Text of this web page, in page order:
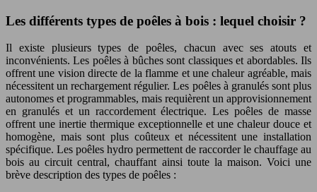
Les différents types de poêles à bois : lequel choisir ?
Il existe plusieurs types de poêles, chacun avec ses atouts et
inconvénients. Les poêles à bûches sont classiques et abordables. Ils
offrent une vision directe de la flamme et une chaleur agréable, mais
nécessitent un rechargement régulier. Les poêles à granulés sont plus
autonomes et programmables, mais requièrent un approvisionnement
en granulés et un raccordement électrique. Les poêles de masse
offrent une inertie thermique exceptionnelle et une chaleur douce et
homogène, mais sont plus coûteux et nécessitent une installation
spécifique. Les poêles hydro permettent de raccorder le chauffage au
bois au circuit central, chauffant ainsi toute la maison. Voici une
brève description des types de poêles :